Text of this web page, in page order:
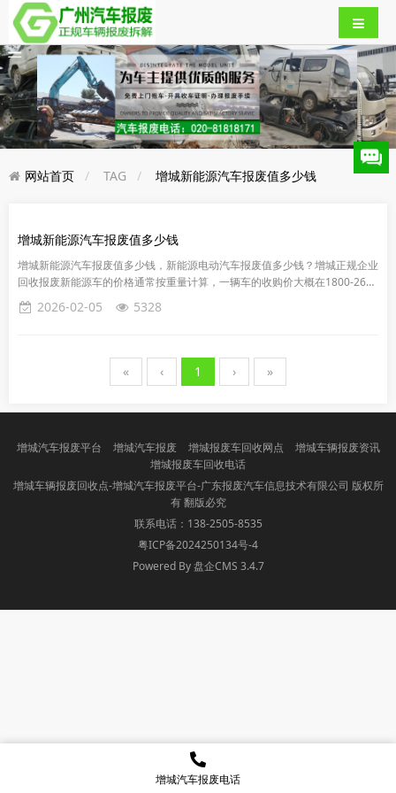
网站首页 TAG 增城新能源汽车报废值多少钱
增城新能源汽车报废值多少钱
增城新能源汽车报废值多少钱，新能源电动汽车报废值多少钱？增城正规企业
回收报废新能源车的价格通常按重量计算，一辆车的收购价大概在1800-2600
元一吨。报废价格也会有所差异。例如，知名品牌和热门型号的...
2026-02-05 5328
« ‹ 1 › »
增城汽车报废平台 增城汽车报废 增城报废车回收网点
增城车辆报废资讯
增城报废车回收电话
增城车辆报废回收点-增城汽车报废平台-广东报废汽车信息技术有限公司 版权所
有 翻版必究
联系电话：138-2505-8535
粤ICP备2024250134号-4
Powered By 盘企CMS 3.4.7
盘企CMS
增城汽车报废电话